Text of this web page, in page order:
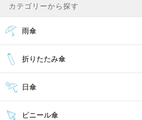
カテゴリーから探す
雨傘
折りたたみ傘
日傘
ビニール傘